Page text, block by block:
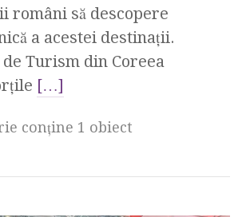
români să descopere
a acestei destinații.
Turism din Coreea
[…]
conţine 1 obiect